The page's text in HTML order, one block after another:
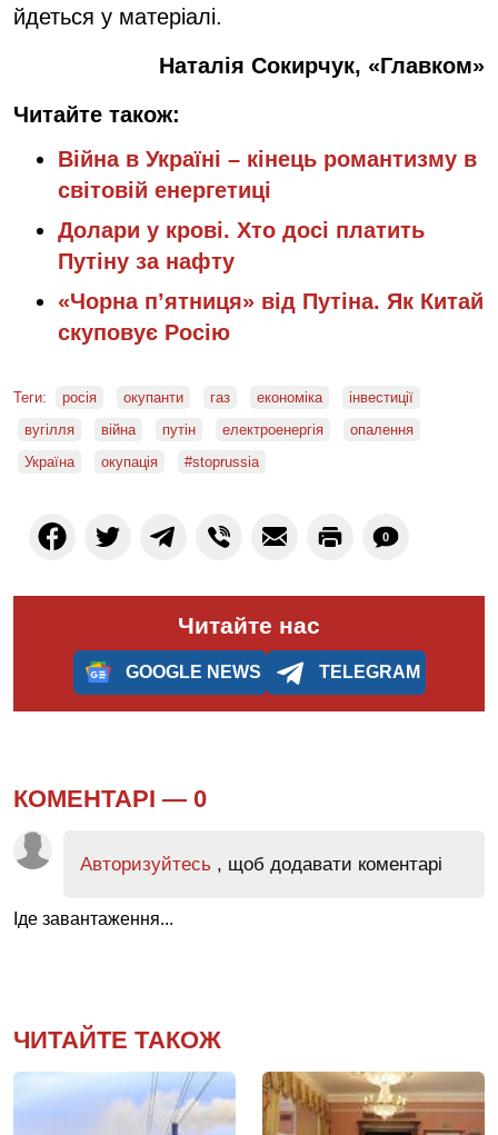
йдеться у матеріалі.
Наталія Сокирчук, «Главком»
Читайте також:
Війна в Україні – кінець романтизму в
світовій енергетиці
Долари у крові. Хто досі платить
Путіну за нафту
«Чорна п’ятниця» від Путіна. Як Китай
скуповує Росію
Теги: росія окупанти газ економіка
інвестиції
вугілля
війна путін електроенергія
опалення
Україна
окупація #stoprussia
0
Читайте нас
GOOGLE NEWS TELEGRAM
КОМЕНТАРІ — 0
Авторизуйтесь , щоб додавати коментарі
Іде завантаження...
ЧИТАЙТЕ ТАКОЖ